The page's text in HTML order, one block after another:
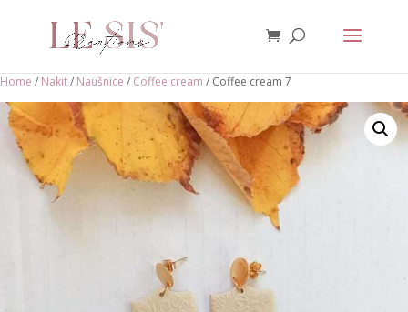
Home / Nakit/ Naušnice / Coffee cream / Coffee cream 7